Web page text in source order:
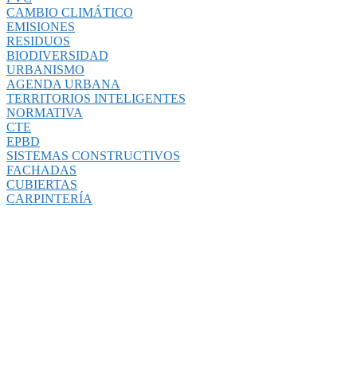
CAMBIO CLIMÁTICO
EMISIONES
RESIDUOS
BIODIVERSIDAD
URBANISMO
AGENDA URBANA
TERRITORIOS INTELIGENTES
NORMATIVA
CTE
EPBD
SISTEMAS CONSTRUCTIVOS
FACHADAS
CUBIERTAS
CARPINTERÍA